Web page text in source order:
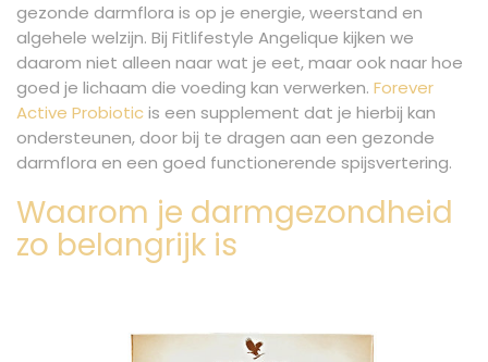
gezonde darmflora is op je energie, weerstand en
algehele welzijn. Bij Fitlifestyle Angelique kijken we
daarom niet alleen naar wat je eet, maar ook naar hoe
goed je lichaam die voeding kan verwerken. Forever
Active Probioticis een supplement dat je hierbij kan
ondersteunen, door bij te dragen aan een gezonde
darmflora en een goed functionerende spijsvertering.
Waarom je darmgezondheid
zo belangrijk is